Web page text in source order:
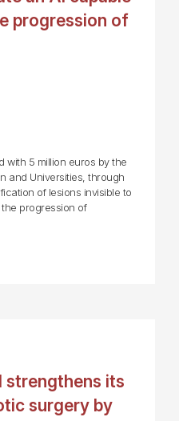
progression of
with 5 million euros by the
and Universities, through
of lesions invisible to
progression of
strengthens its
surgery by